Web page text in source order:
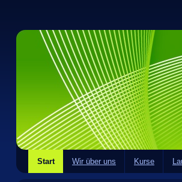
Start Wir über uns Kurse